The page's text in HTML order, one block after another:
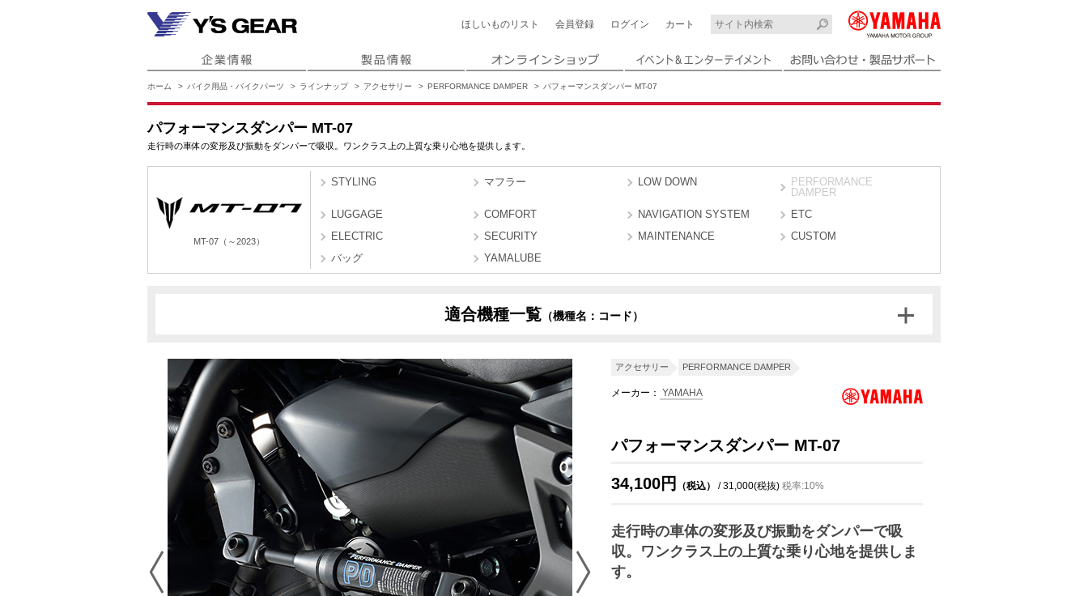
ほしいもの リスト 会員登録 ログイン カート
ホーム バイク用品・バイクパーツ ラインナップ アクセサリー PERFORMANCE DAMPER パフォーマンスダンパー MT-07
パフォーマンスダンパー MT-07
走行時の車体の変形及び振動をダンパーで吸収。ワンクラス上の上質な乗り心地を提供します。
MT-07（～2023）
STYLING マフラー LOW DOWN
PERFORMANCE
DAMPER
LUGGAGE
COMFORT NAVIGATION SYSTEM
ETC
ELECTRIC
SECURITY MAINTENANCE
CUSTOM
バッグ
YAMALUBE
適合機種一覧 （機種名：コード）
アクセサリー PERFORMANCE DAMPER
メーカー： YAMAHA
パフォーマンスダンパー MT-07
34,100円 （税込） / 31,000(税抜) 税率:10%
走行時の車体の変形及び振動をダンパーで吸
収。ワンクラス上の上質な乗り心地を提供しま
す。